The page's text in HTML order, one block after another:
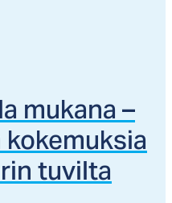
mu­ka­na –
tu­vil­ta